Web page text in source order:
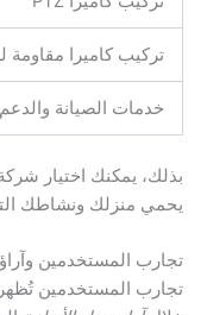
تركيب كاميرا مقاومة
خدمات الصيانة
بذلك، يمكنك اختيار
يحمي منزلك ونشاطك
تجارب المستخدمين
تجارب المستخدمين تُظهر